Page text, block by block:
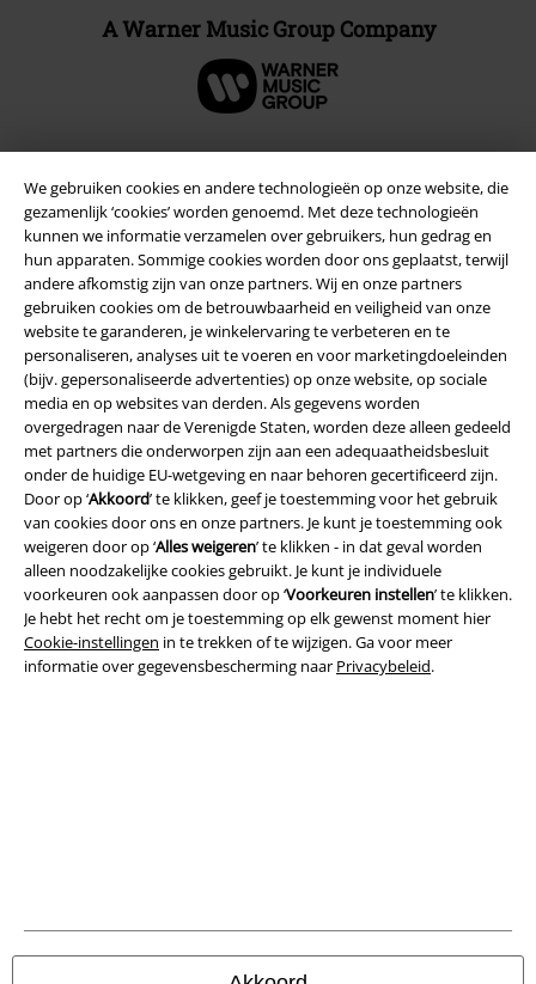
We gebruiken cookies en andere technologieën op onze website, die
gezamenlijk ‘cookies’ worden genoemd. Met deze technologieën
kunnen we informatie verzamelen over gebruikers, hun gedrag en
hun apparaten. Sommige cookies worden door ons geplaatst, terwijl
andere afkomstig zijn van onze partners. Wij en onze partners
gebruiken cookies om de betrouwbaarheid en veiligheid van onze
website te garanderen, je winkelervaring te verbeteren en te
personaliseren, analyses uit te voeren en voor marketingdoeleinden
(bijv. gepersonaliseerde advertenties) op onze website, op sociale
media en op websites van derden. Als gegevens worden
overgedragen naar de Verenigde Staten, worden deze alleen gedeeld
met partners die onderworpen zijn aan een adequaatheidsbesluit
onder de huidige EU-wetgeving en naar behoren gecertificeerd zijn.
Door op ‘Akkoord’ te klikken, geef je toestemming voor het gebruik
van cookies door ons en onze partners. Je kunt je toestemming ook
weigeren door op ‘Alles weigeren’ te klikken - in dat geval worden
alleen noodzakelijke cookies gebruikt. Je kunt je individuele
voorkeuren ook aanpassen door op ‘Voorkeuren instellen’ te klikken.
Je hebt het recht om je toestemming op elk gewenst moment hier
Cookie-instellingen in te trekken of te wijzigen. Ga voor meer
informatie over gegevensbescherming naar Privacybeleid.
A Warner Music Group Company
Beveiliging
Legal
Algemene Voorwaarden
Bedrijfsgegevens